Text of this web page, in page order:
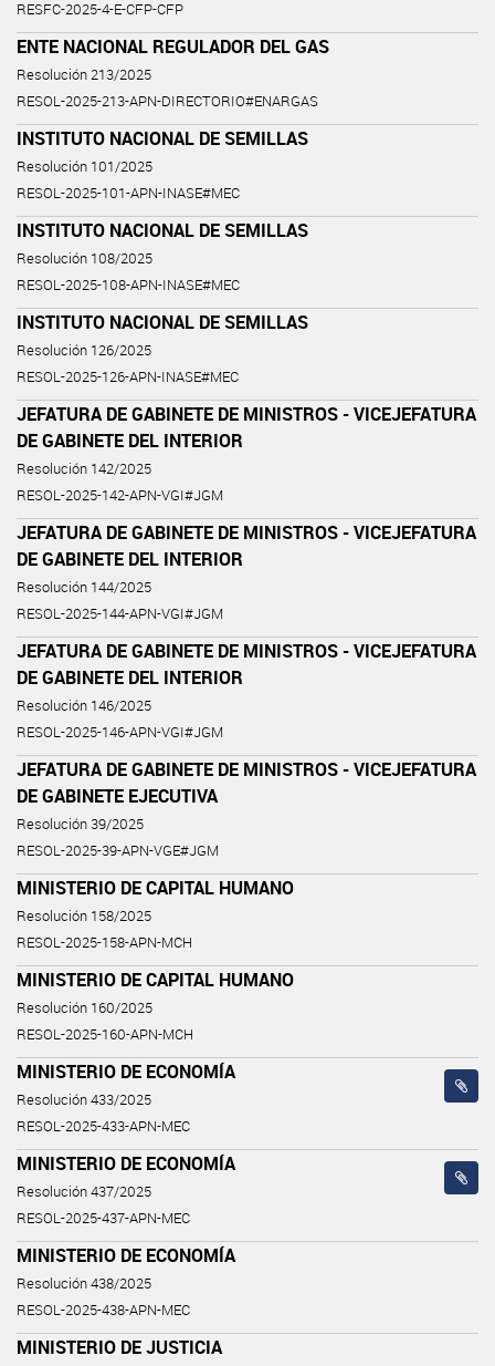
RESFC-2025-4-E-CFP-CFP
ENTE NACIONAL REGULADOR DEL GAS
Resolución 213/2025
RESOL-2025-213-APN-DIRECTORIO#ENARGAS
INSTITUTO NACIONAL DE SEMILLAS
Resolución 101/2025
RESOL-2025-101-APN-INASE#MEC
INSTITUTO NACIONAL DE SEMILLAS
Resolución 108/2025
RESOL-2025-108-APN-INASE#MEC
INSTITUTO NACIONAL DE SEMILLAS
Resolución 126/2025
RESOL-2025-126-APN-INASE#MEC
JEFATURA DE GABINETE DE MINISTROS - VICEJEFATURA
DE GABINETE DEL INTERIOR
Resolución 142/2025
RESOL-2025-142-APN-VGI#JGM
JEFATURA DE GABINETE DE MINISTROS - VICEJEFATURA
DE GABINETE DEL INTERIOR
Resolución 144/2025
RESOL-2025-144-APN-VGI#JGM
JEFATURA DE GABINETE DE MINISTROS - VICEJEFATURA
DE GABINETE DEL INTERIOR
Resolución 146/2025
RESOL-2025-146-APN-VGI#JGM
JEFATURA DE GABINETE DE MINISTROS - VICEJEFATURA
DE GABINETE EJECUTIVA
Resolución 39/2025
RESOL-2025-39-APN-VGE#JGM
MINISTERIO DE CAPITAL HUMANO
Resolución 158/2025
RESOL-2025-158-APN-MCH
MINISTERIO DE CAPITAL HUMANO
Resolución 160/2025
RESOL-2025-160-APN-MCH
MINISTERIO DE ECONOMÍA
Resolución 433/2025
RESOL-2025-433-APN-MEC
MINISTERIO DE ECONOMÍA
Resolución 437/2025
RESOL-2025-437-APN-MEC
MINISTERIO DE ECONOMÍA
Resolución 438/2025
RESOL-2025-438-APN-MEC
MINISTERIO DE JUSTICIA